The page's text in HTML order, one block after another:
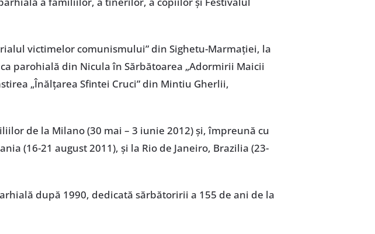
victimelor comunismului” din Sighetu-Marmației, la
parohială din Nicula în Sărbătoarea „Adormirii Maicii
„Înălțarea Sfintei Cruci” din Mintiu Gherlii,
de la Milano (30 mai – 3 iunie 2012) și, împreună cu
(16-21 august 2011), și la Rio de Janeiro, Brazilia (23-
după 1990, dedicată sărbătoririi a 155 de ani de la